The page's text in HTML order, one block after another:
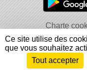
Charte
Informations légales
Envie de participer ?
Ce site utilise des
que vous souhaitez
Tout accepter